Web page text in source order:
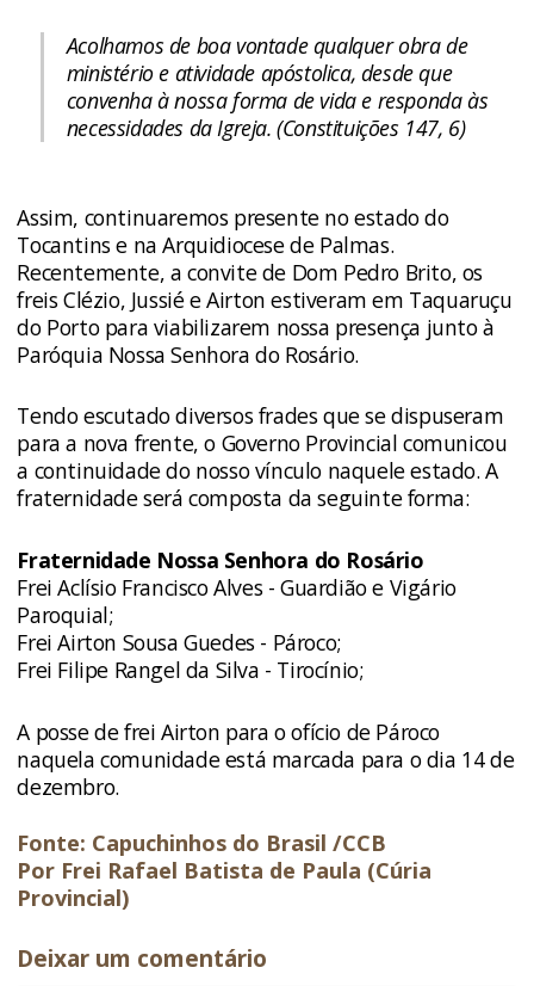
Acolhamos de boa vontade qualquer obra de
ministério e atividade apóstolica, desde que
convenha à nossa forma de vida e responda às
necessidades da Igreja. (Constituições 147, 6)
Assim, continuaremos presente no estado do
Tocantins e na Arquidiocese de Palmas.
Recentemente, a convite de Dom Pedro Brito, os
freis Clézio, Jussié e Airton estiveram em Taquaruçu
do Porto para viabilizarem nossa presença junto à
Paróquia Nossa Senhora do Rosário.
Tendo escutado diversos frades que se dispuseram
para a nova frente, o Governo Provincial comunicou
a continuidade do nosso vínculo naquele estado. A
fraternidade será composta da seguinte forma:
Fraternidade Nossa Senhora do Rosário
Frei Aclísio Francisco Alves - Guardião e Vigário
Paroquial;
Frei Airton Sousa Guedes - Pároco;
Frei Filipe Rangel da Silva - Tirocínio;
A posse de frei Airton para o ofício de Pároco
naquela comunidade está marcada para o dia 14 de
dezembro.
Fonte: Capuchinhos do Brasil /CCB
Por Frei Rafael Batista de Paula (Cúria
Provincial)
Deixar um comentário